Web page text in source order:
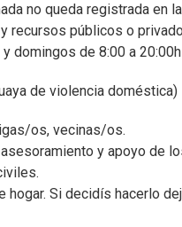
no queda registrada en
recursos públicos o
domingos de 8:00 a
de violencia doméstica)
os, vecinas/os.
y apoyo de
Si decidís hacerlo